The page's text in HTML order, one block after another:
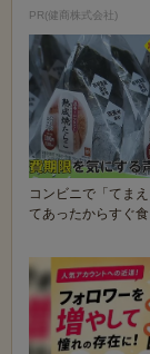
PR(健商株式会社)
コンビニで「てま
てあったからすぐ食